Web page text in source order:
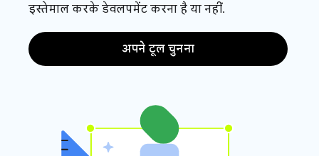
इस्तेमाल करके डेवलपमेंट करना है या नहीं.
अपने टूल चुनना